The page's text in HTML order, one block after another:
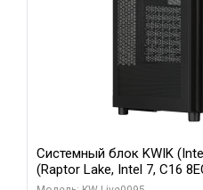
Системный блок KWIK
(Raptor Lake, Intel 7, C16
модуля)/ Afox RTX4090